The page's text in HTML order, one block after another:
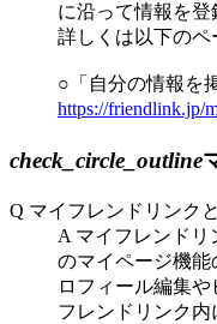
に沿って情報を登
詳しくは以下のペ
○「自分の情報を
https://friendlink.jp/
check_circle_outline
Q マイフレンドリンク
A マイフレンドリ
のマイページ機
ロフィール編集
フレンドリンク内